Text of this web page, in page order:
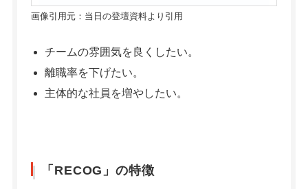
画像引用元：当日の登壇資料より引用
チームの雰囲気を良くしたい。
離職率を下げたい。
主体的な社員を増やしたい。
「RECOG」の特徴